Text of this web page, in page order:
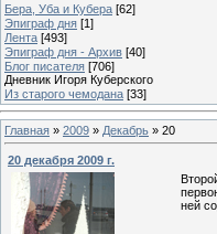
Бера, Уба и Кубера [62]
Эпиграф дня [1]
Лента [493]
Эпиграф дня - Архив [40]
Блог писателя [706]
Дневник Игоря Куберского
Из старого чемодана [33]
Главная » 2009 » Декабрь » 20
20 декабря 2009 г.
ней